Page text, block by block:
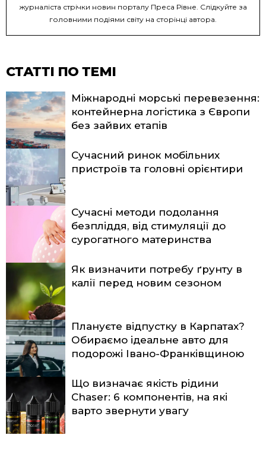
журналіста стрічки новин порталу Преса Рівне. Слідкуйте за
головними подіями світу на сторінці автора.
СТАТТІ ПО ТЕМІ
Міжнародні морські перевезення:
контейнерна логістика з Європи
без зайвих етапів
Сучасний ринок мобільних
пристроїв та головні орієнтири
Сучасні методи подолання
безпліддя, від стимуляції до
сурогатного материнства
Як визначити потребу ґрунту в
калії перед новим сезоном
Плануєте відпустку в Карпатах?
Обираємо ідеальне авто для
подорожі Івано-Франківщиною
Що визначає якість рідини
Chaser: 6 компонентів, на які
варто звернути увагу